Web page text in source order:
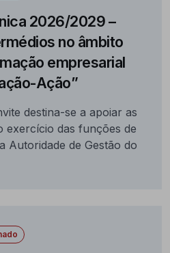
2026/2029 –
no âmbito
empresarial
Ação”
destina-se a apoiar as
exercício das funções de
Autoridade de Gestão do